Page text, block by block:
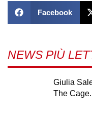
Facebook
NEWS PIÙ
Giulia
The